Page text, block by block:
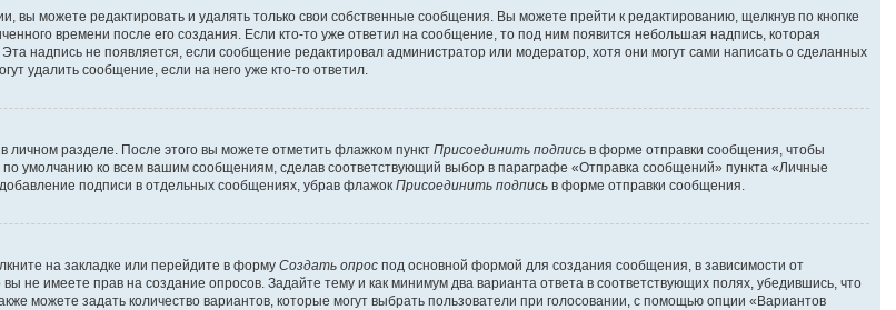
можете редактировать и удалять только свои собственные сообщения. Вы можете прейти к редактированию, щелкнув по кнопке
времени после его создания. Если кто-то уже ответил на сообщение, то под ним появится небольшая надпись, которая
надпись не появляется, если сообщение редактировал администратор или модератор, хотя они могут сами написать о сделанных
удалить сообщение, если на него уже кто-то ответил.
разделе. После этого вы можете отметить флажком пункт Присоединить подпись в форме отправки сообщения, чтобы
умолчанию ко всем вашим сообщениям, сделав соответствующий выбор в параграфе «Отправка сообщений» пункта «Личные
подписи в отдельных сообщениях, убрав флажок Присоединить подпись в форме отправки сообщения.
на закладке или перейдите в форму Создать опрос под основной формой для создания сообщения, в зависимости от
не имеете прав на создание опросов. Задайте тему и как минимум два варианта ответа в соответствующих полях, убедившись, что
можете задать количество вариантов, которые могут выбрать пользователи при голосовании, с помощью опции «Вариантов